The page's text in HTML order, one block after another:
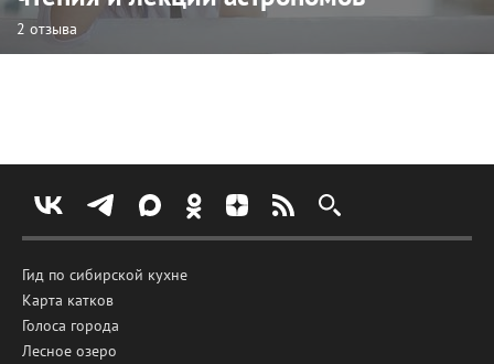
2 отзыва
Гид по сибирской кухне
Карта катков
Голоса города
Лесное озеро